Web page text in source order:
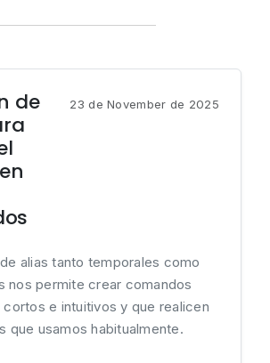
de
23 de November de 2025
alias tanto temporales como
nos permite crear comandos
e intuitivos y que realicen
que usamos habitualmente.